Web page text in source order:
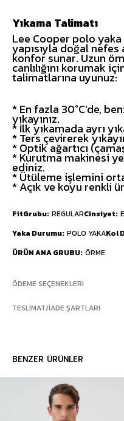
Yıkama Talimatı
Lee Cooper polo
yapısıyla doğal
konfor sunar. Uzun
canlılığını korumak
talimatlarına uyunuz:
* En fazla 30°C’de,
yıkayınız.
* İlk yıkamada ayrı
* Ters çevirerek
* Optik ağartıcı
* Kurutma makinesi
ediniz.
* Ütüleme işlemini orta
* Açık ve koyu renkli
FitGrubu REGULARCinsiyet
Yaka Durumu POLO YAKAKol
ÜRÜN ANA GRUBU ÖRME
ÖDEME SEÇENEKLERI
TESLIMAT/İADE ŞARTLARI
BENZER ÜRÜNLER